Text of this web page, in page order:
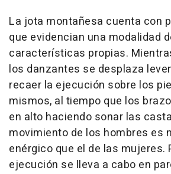
La jota montañesa cuenta con
que evidencian una modalidad
características propias.
los danzantes se desplaza
recaer la ejecución sobre los
mismos, al tiempo que los
en alto haciendo sonar las
movimiento de los hombres es
enérgico que el de las mujeres.
ejecución se lleva a cabo en